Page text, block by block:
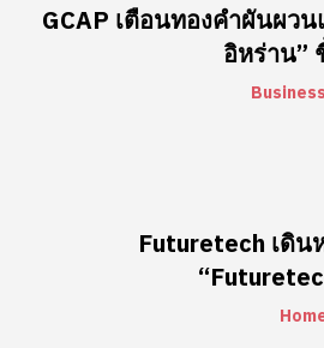
GCAP เตือนทองคำผันผว
อิหร่าน”
Futuretech เดิ